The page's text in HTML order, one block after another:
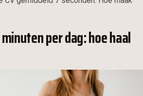
per dag: hoe haal